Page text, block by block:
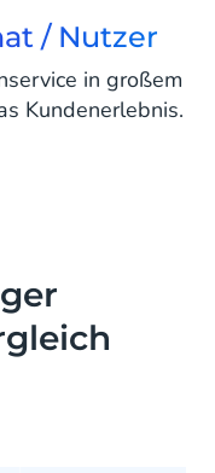
/ Nutzer
in großem
Kundenerlebnis.